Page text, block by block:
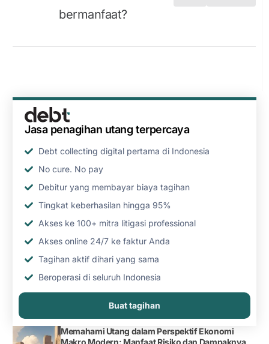
bermanfaat?
Jasa penagihan utang terpercaya
Debt collecting digital pertama di Indonesia
No cure. No pay
Debitur yang membayar biaya tagihan
Tingkat keberhasilan hingga 95%
Akses ke 100+ mitra litigasi professional
Akses online 24/7 ke faktur Anda
Tagihan aktif dihari yang sama
Beroperasi di seluruh Indonesia
Buat tagihan
Memahami Utang dalam Perspektif Ekonomi
Makro Modern: Manfaat Risiko dan Dampaknya